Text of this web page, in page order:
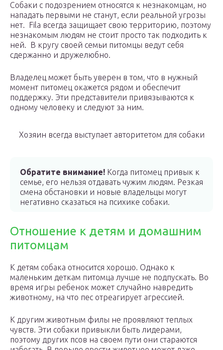
Собаки с подозрением относятся к незнакомцам, но
нападать первыми не станут, если реальной угрозы
нет. Fila всегда защищает свою территорию, поэтому
незнакомым людям не стоит просто так подходить к
ней. В кругу своей семьи питомцы ведут себя
сдержанно и дружелюбно.
Владелец может быть уверен в том, что в нужный
момент питомец окажется рядом и обеспечит
поддержку. Эти представители привязываются к
одному человеку и следуют за ним.
Хозяин всегда выступает авторитетом для собаки
Обратите внимание! Когда питомец привык к
семье, его нельзя отдавать чужим людям. Резкая
смена обстановки и новые владельцы могут
негативно сказаться на психике собаки.
Отношение к детям и домашним
питомцам
К детям собака относится хорошо. Однако к
маленьким деткам питомца лучше не подпускать. Во
время игры ребенок может случайно навредить
животному, на что пес отреагирует агрессией.
К другим животным филы не проявляют теплых
чувств. Эти собаки привыкли быть лидерами,
поэтому других псов на своем пути они стараются